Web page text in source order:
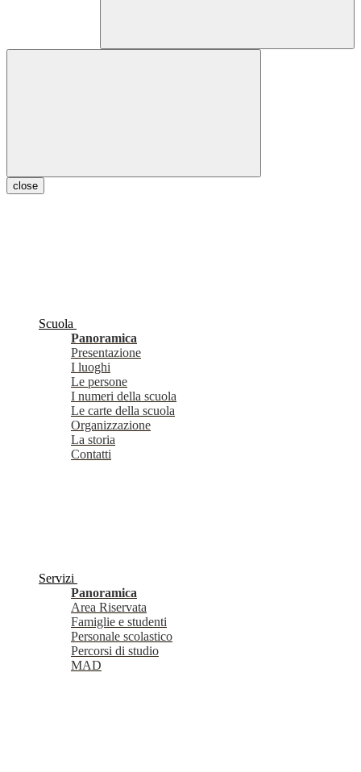
close
Scuola
Panoramica
Presentazione
I luoghi
Le persone
I numeri della scuola
Le carte della scuola
Organizzazione
La storia
Contatti
Servizi
Panoramica
Area Riservata
Famiglie e studenti
Personale scolastico
Percorsi di studio
MAD